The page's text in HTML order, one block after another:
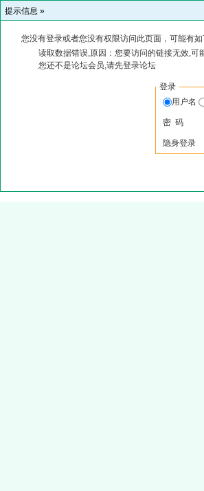
提示信息 »
您没有登录或者您没有权限访问此页面，可能有
读取数据错误,原因：您要访问的链接无效,可
您还不是论坛会员,请先登录论坛
登录
用户名
密 码
隐身登录